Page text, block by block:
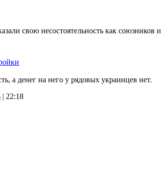
свою несостоятельность как союзников и
а денег на него у рядовых украинцев нет.
| 22:18